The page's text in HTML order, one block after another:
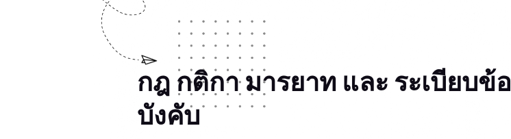
กฎ กติกา มารยาท และ ระเบียบข้อ
บังคับ